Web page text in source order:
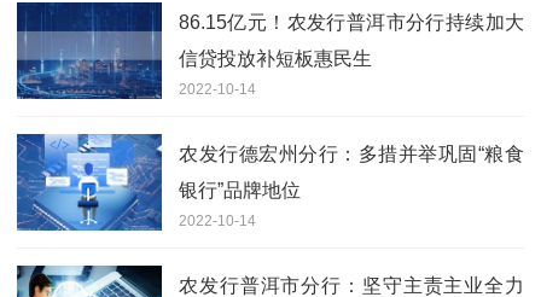
86.15亿元！农发行普洱市分行持续加大
信贷投放补短板惠民生
2022-10-14
农发行德宏州分行：多措并举巩固“粮食
银行”品牌地位
2022-10-14
农发行普洱市分行：坚守主责主业全力